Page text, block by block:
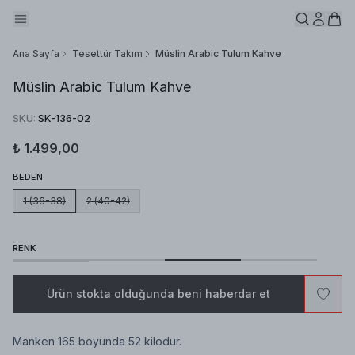
Ana Sayfa Tesettür Takım Müslin Arabic Tulum Kahve
Müslin Arabic Tulum Kahve
SKU: SK-136-02
₺ 1.499,00
BEDEN
1 (36-38) 2 (40-42)
RENK
Ürün stokta olduğunda beni haberdar et
Manken 165 boyunda 52 kilodur.